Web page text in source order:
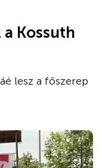
Kossuth
lesz a főszerep